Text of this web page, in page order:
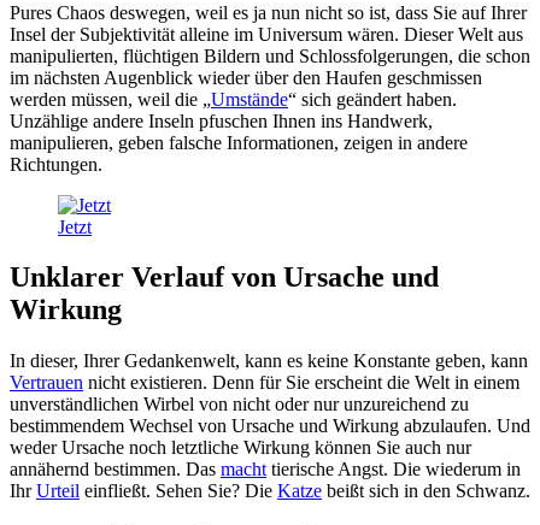
Pures Chaos deswegen, weil es ja nun nicht so ist, dass Sie auf Ihrer
Insel der Subjektivität alleine im Universum wären. Dieser Welt aus
manipulierten, flüchtigen Bildern und Schlossfolgerungen, die schon
im nächsten Augenblick wieder über den Haufen geschmissen
werden müssen, weil die „Umstände“ sich geändert haben.
Unzählige andere Inseln pfuschen Ihnen ins Handwerk,
manipulieren, geben falsche Informationen, zeigen in andere
Richtungen.
Jetzt
Unklarer Verlauf von Ursache und
Wirkung
In dieser, Ihrer Gedankenwelt, kann es keine Konstante geben, kann
Vertrauen nicht existieren. Denn für Sie erscheint die Welt in einem
unverständlichen Wirbel von nicht oder nur unzureichend zu
bestimmendem Wechsel von Ursache und Wirkung abzulaufen. Und
weder Ursache noch letztliche Wirkung können Sie auch nur
annähernd bestimmen. Das macht tierische Angst. Die wiederum in
IhrUrteil einfließt. Sehen Sie? Die Katze beißt sich in den Schwanz.